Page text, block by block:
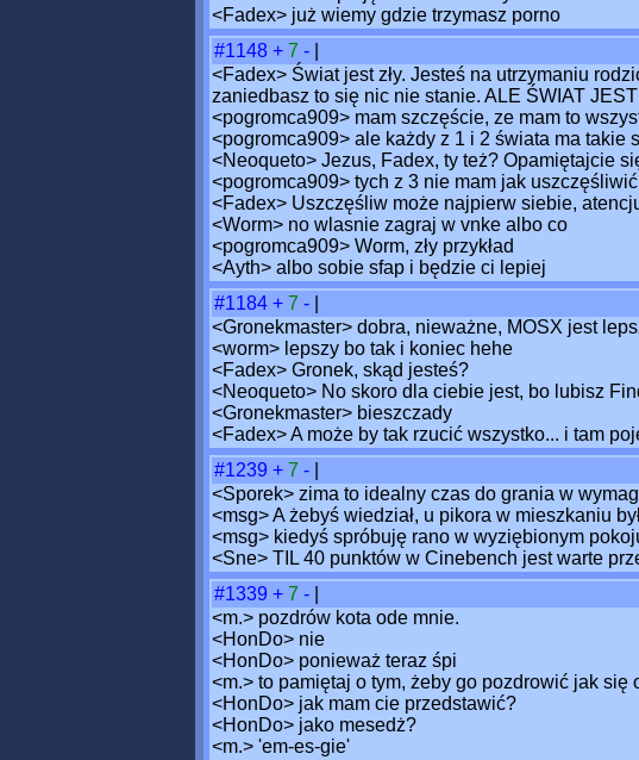
<Fadex> już wiemy gdzie trzymasz porno
#1148 + 7 -
<Fadex> Świat jest zły. Jesteś na utrzymaniu
zaniedbasz to się nic nie stanie. ALE ŚWIAT
<pogromca909> mam szczęście, ze mam to
<pogromca909> ale każdy z 1 i 2 świata ma takie
<Neoqueto> Jezus, Fadex, ty też? Opamiętajcie
<pogromca909> tych z 3 nie mam jak uszczęśliwić
<Fadex> Uszczęśliw może najpierw siebie,
<Worm> no wlasnie zagraj w vnke albo co
<pogromca909> Worm, zły przykład
<Ayth> albo sobie sfap i będzie ci lepiej
#1184 + 7 -
<Gronekmaster> dobra, nieważne, MOSX jest
<worm> lepszy bo tak i koniec hehe
<Fadex> Gronek, skąd jesteś?
<Neoqueto> No skoro dla ciebie jest, bo lubisz
<Gronekmaster> bieszczady
<Fadex> A może by tak rzucić wszystko... i tam
#1239 + 7 -
<Sporek> zima to idealny czas do grania w
<msg> A żebyś wiedział, u pikora w mieszkaniu
<msg> kiedyś spróbuję rano w wyziębionym
<Sne> TIL 40 punktów w Cinebench jest warte
#1339 + 7 -
<m.> pozdrów kota ode mnie.
<HonDo> nie
<HonDo> ponieważ teraz śpi
<m.> to pamiętaj o tym, żeby go pozdrowić jak się
<HonDo> jak mam cie przedstawić?
<HonDo> jako mesedż?
<m.> 'em-es-gie'